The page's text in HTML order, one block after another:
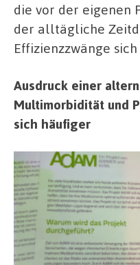
die vor der eigenen
der alltägliche
Effizienzzwänge
Ausdruck einer
Multimorbidität und
sich häufiger